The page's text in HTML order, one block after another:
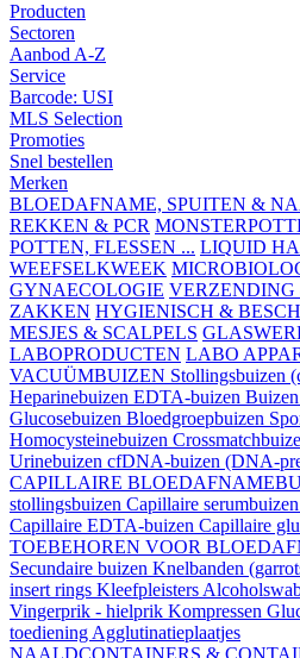
Producten
Sectoren
Aanbod A-Z
Service
Barcode: USI
MLS Selection
Promoties
Snel bestellen
Merken
BLOEDAFNAME, SPUITEN &
REKKEN & PCR
POTTEN, FLESSEN ... LIQUID
WEEFSELKWEEK
GYNAECOLOGIE
ZAKKEN HYGIENISCH &
MESJES & SCALPELS
LABOPRODUCTEN LABO
VACUÜMBUIZEN Stollingsbuizen
Heparinebuizen EDTA-buizen
Glucosebuizen Bloedgroepbuizen
Homocysteinebuizen
Urinebuizen cfDNA-buizen (DNA-
CAPILLAIRE
stollingsbuizen Capillaire serumbuizen
Capillaire EDTA-buizen Capillaire
TOEBEHOREN VOOR
Secundaire buizen Knelbanden
insert rings Kleefpleisters
Vingerprik - hielprik Kompressen
toediening Agglutinatieplaatjes